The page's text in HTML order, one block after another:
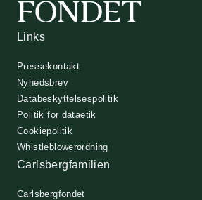
Links
Pressekontakt
Nyhedsbrev
Databeskyttelsespolitik
Politik for dataetik
Cookiepolitik
Whistleblowerordning
Carlsbergfamilien
Carlsbergfondet